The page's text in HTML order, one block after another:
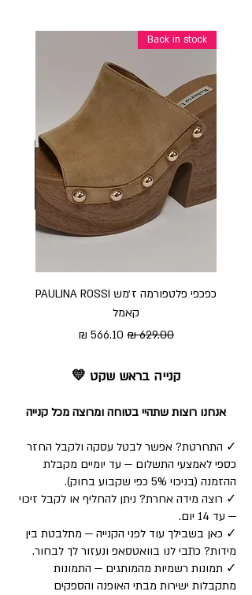
Back in stock
כפכפי פלטפורמה ז׳מש PAULINA ROSSI
קאמל
מחיר רגיל מחיר מבצע
קנייה בראש שקט 💛
אנחנו רוצות שתהיי בטוחה ומרוצה מכל קנייה
✓ התחרטת? אפשר לבטל עסקה ולקבל החזר
כספי לאמצעי התשלום — עד יומיים מקבלת
ההזמנה (בניכוי 5% כפי שקבוע בחוק).
✓ רוצה מידה אחרת? ניתן להחליף או לקבל זיכוי
— עד 14 יום.
✓ כאן בשבילך עוד לפני הקנייה — מתלבטת בין
מידות? כתבי לנו בוואטסאפ ונעזור לך לבחור.
✓ תמונות רשמיות מהמותגים — התמונות
מתקבלות ישירות מבתי האופנה והספקים